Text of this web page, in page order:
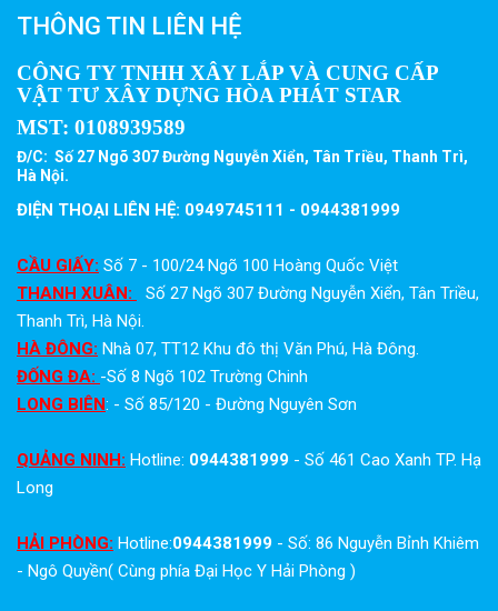
THÔNG TIN LIÊN HỆ
CÔNG TY TNHH XÂY LẮP VÀ CUNG CẤP
VẬT TƯ XÂY DỰNG HÒA PHÁT STAR
MST: 0108939589
Đ/C: Số 27 Ngõ 307 Đường Nguyễn Xiển, Tân Triều, Thanh Trì,
Hà Nội.
ĐIỆN THOẠI LIÊN HỆ: 0949745111 - 0944381999
CẦU GIẤY: Số 7 - 100/24 Ngõ 100 Hoàng Quốc Việt
THANH XUÂN:
Số 27 Ngõ 307 Đường Nguyễn Xiển, Tân Triều,
Thanh Trì, Hà Nội.
HÀ ĐÔNG: Nhà 07, TT12 Khu đô thị Văn Phú, Hà Đông.
ĐỐNG ĐA: -Số 8 Ngõ 102 Trường Chinh
LONG BIÊN: - Số 85/120 - Đường Nguyên Sơn
QUẢNG NINH: Hotline: 0944381999 - Số 461 Cao Xanh TP. Hạ
Long
HẢI PHÒNG: Hotline:0944381999 - Số: 86 Nguyễn Bỉnh Khiêm
- Ngô Quyền( Cùng phía Đại Học Y Hải Phòng )